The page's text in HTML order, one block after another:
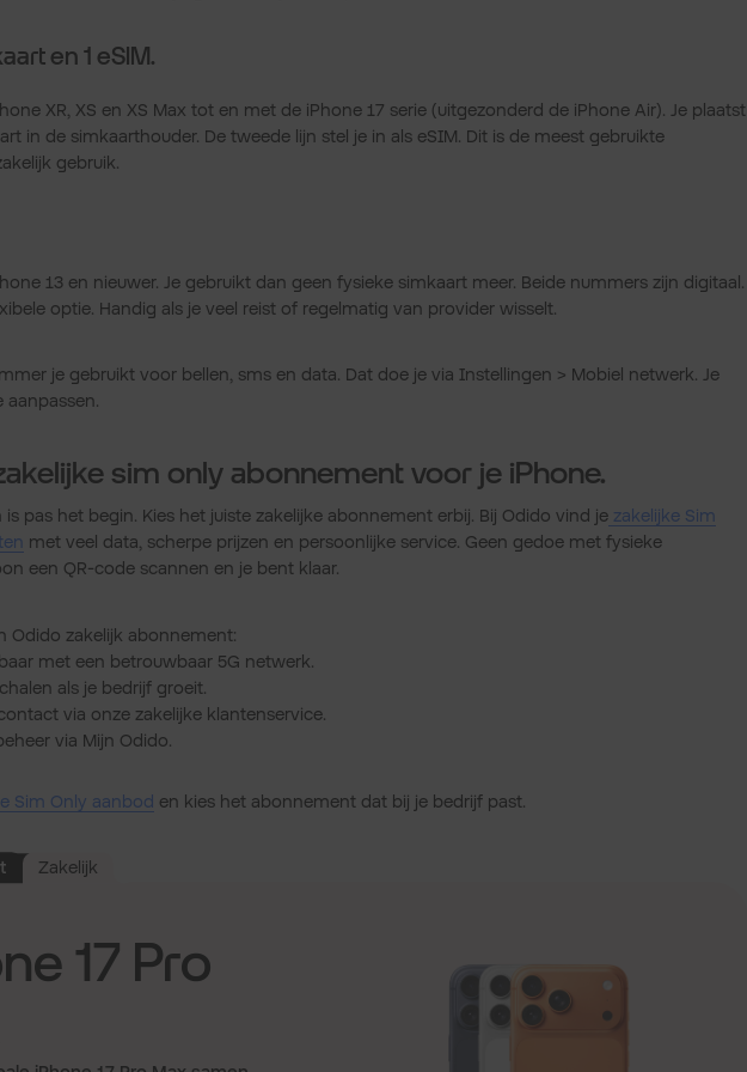
en 1 eSIM.
XR, XS en XS Max tot en met de iPhone 17 serie (uitgezonderd de iPhone Air). Je plaatst
in de simkaarthouder. De tweede lijn stel je in als eSIM. Dit is de meest gebruikte
gebruik.
13 en nieuwer. Je gebruikt dan geen fysieke simkaart meer. Beide nummers zijn digitaal.
optie. Handig als je veel reist of regelmatig van provider wisselt.
je gebruikt voor bellen, sms en data. Dat doe je via Instellingen > Mobiel netwerk. Je
aanpassen.
sim only abonnement voor je iPhone.
is pas het begin. Kies het juiste zakelijke abonnement erbij. Bij Odido vind jezakelijke Sim
met veel data, scherpe prijzen en persoonlijke service. Geen gedoe met fysieke
een QR-code scannen en je bent klaar.
Odido zakelijk abonnement:
met een betrouwbaar 5G netwerk.
als je bedrijf groeit.
via onze zakelijke klantenservice.
via Mijn Odido.
Sim Only aanbod en kies het abonnement dat bij je bedrijf past.
Zakelijk
17 Pro